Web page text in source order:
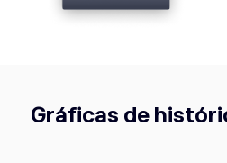
Gráficas de